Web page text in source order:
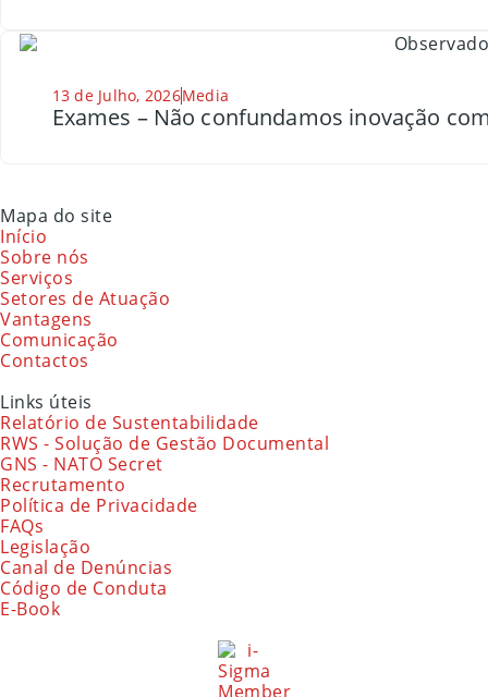
13 de Julho, 2026Media
Exames – Não confundamos inovação
Mapa do site
Início
Sobre nós
Serviços
Setores de Atuação
Vantagens
Comunicação
Contactos
Links úteis
Relatório de Sustentabilidade
RWS - Solução de Gestão Documental
GNS - NATO Secret
Recrutamento
Política de Privacidade
FAQs
Legislação
Canal de Denúncias
Código de Conduta
E-Book